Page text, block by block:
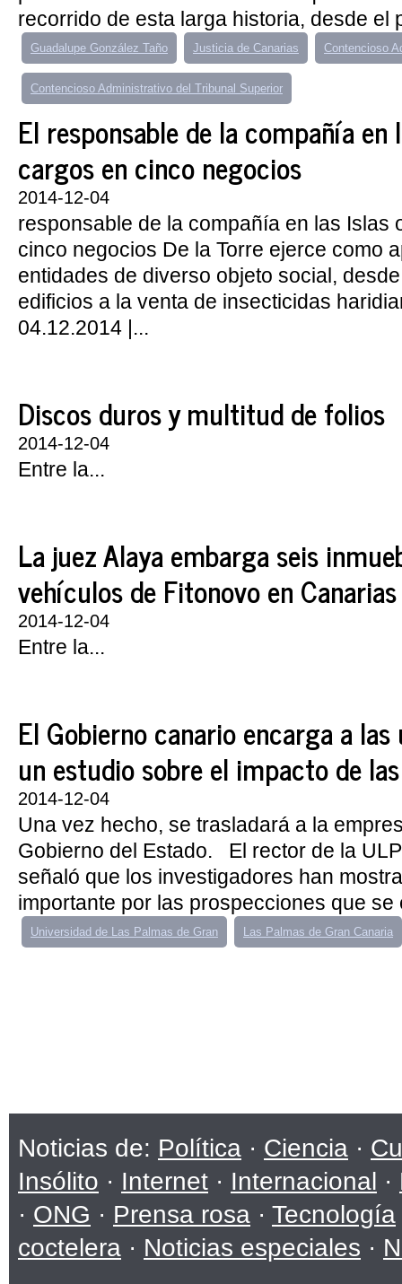
recorrido de esta larga historia, desde el
Guadalupe González Taño Justicia de Canarias Contencioso
Contencioso Administrativo del Tribunal Superior
El responsable de la compañía en
cargos en cinco negocios
2014-12-04
responsable de la compañía en las Islas
cinco negocios De la Torre ejerce como
entidades de diverso objeto social,
edificios a la venta de insecticidas
04.12.2014 |...
Discos duros y multitud de folios
2014-12-04
Entre la...
La juez Alaya embarga seis
vehículos de Fitonovo en Canarias
2014-12-04
Entre la...
El Gobierno canario encarga a
un estudio sobre el impacto de
2014-12-04
Una vez hecho, se trasladará a la
Gobierno del Estado. El rector de la
señaló que los investigadores han
importante por las prospecciones que se
Universidad de Las Palmas de Gran Las Palmas de Gran Canaria
Noticias de: Política · Ciencia ·
Insólito · Internet · Internacional ·
· ONG · Prensa rosa · Tecnología
coctelera · Noticias especiales ·